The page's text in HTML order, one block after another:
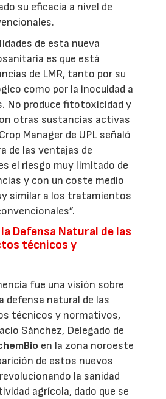
su eficacia a nivel de
de esta nueva
es que está
de LMR, tanto por su
como por la inocuidad a
No produce fitotoxicidad y
otras sustancias activas
Manager de UPL señaló
de las ventajas de
el riesgo muy limitado de
y con un coste medio
similar a los tratamientos
Defensa Natural de las
técnicos y
fue una visión sobre
defensa natural de las
técnicos y normativos,
Sánchez, Delegado de
en la zona noroeste
de estos nuevos
la sanidad
agrícola, dado que se